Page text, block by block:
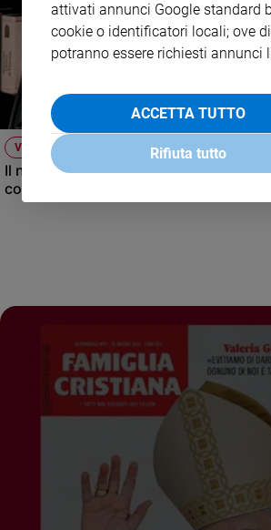
VIDEO
Il nuovo numero di Famiglia Cristiana
condirettore.
attivati annunci Google standard
cookie o identificatori locali; ove
potranno essere richiesti annunci
ACCETTA TUTTO
Rifiuta tutto